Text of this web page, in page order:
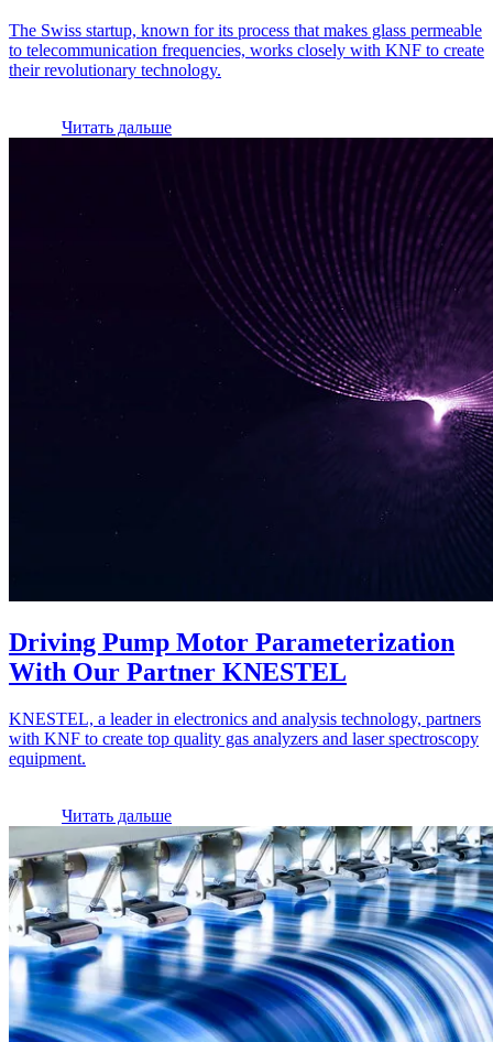
The Swiss startup, known for its process that makes glass permeable
to telecommunication frequencies, works closely with KNF to create
their revolutionary technology.
Читать дальше
Driving Pump Motor Parameterization
With Our Partner KNESTEL
KNESTEL, a leader in electronics and analysis technology, partners
with KNF to create top quality gas analyzers and laser spectroscopy
equipment.
Читать дальше